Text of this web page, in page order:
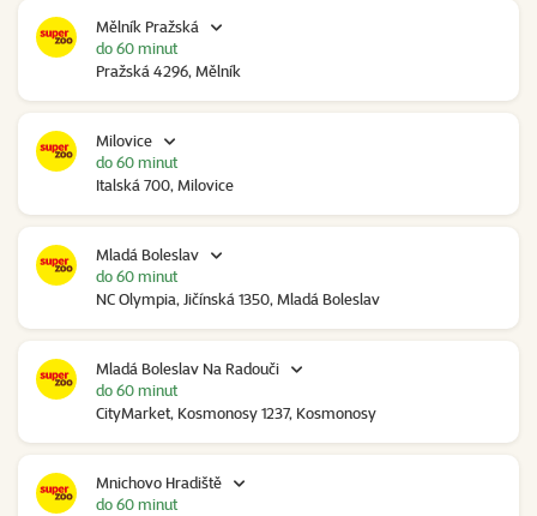
Mělník Pražská
Pražská 4296, Mělník
do 60 minut
Milovice
Italská 700, Milovice
do 60 minut
Mladá Boleslav
NC Olympia, Jičínská 1350, Mladá Boleslav
do 60 minut
Mladá Boleslav Na Radouči
CityMarket, Kosmonosy 1237, Kosmonosy
do 60 minut
Mnichovo Hradiště
do 60 minut